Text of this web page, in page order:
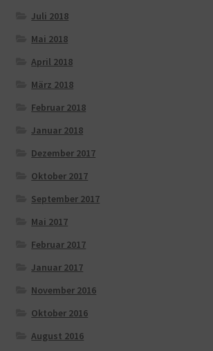
Juli 2018
Mai 2018
April 2018
März 2018
Februar 2018
Januar 2018
Dezember 2017
Oktober 2017
September 2017
Mai 2017
Februar 2017
Januar 2017
November 2016
Oktober 2016
August 2016